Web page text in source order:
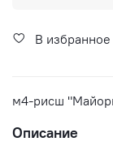
В избранное
м4-рисш
Описание